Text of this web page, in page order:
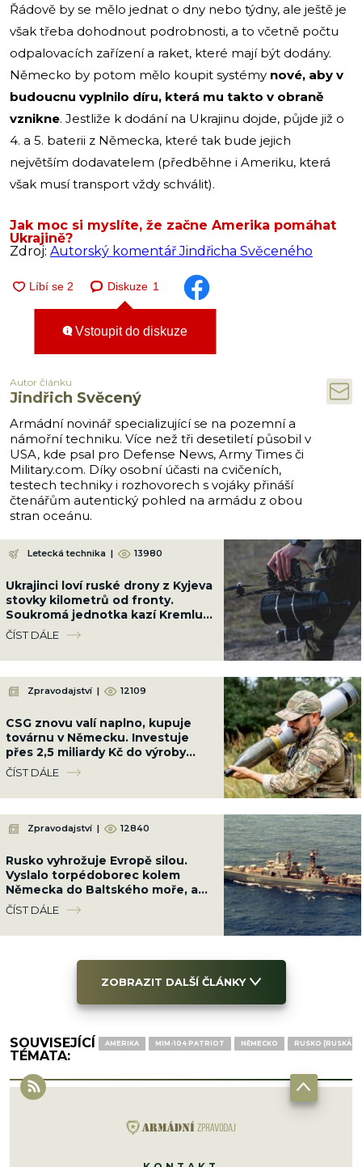
Řádově by se mělo jednat o dny nebo týdny, ale ještě je
však třeba dohodnout podrobnosti, a to včetně počtu
odpalovacích zařízení a raket, které mají být dodány.
Německo by potom mělo koupit systémy nové, aby v
budoucnu vyplnilo díru, která mu takto v obraně
vznikne. Jestliže k dodání na Ukrajinu dojde, půjde již o
4. a 5. baterii z Německa, které tak bude jejich
největším dodavatelem (předběhne i Ameriku, která
však musí transport vždy schválit).
Jak moc si myslíte, že začne Amerika pomáhat
Ukrajině?
Zdroj: Autorský komentář Jindřicha Svěceného
Diskuze 1
Vstoupit do diskuze
Autor článku
Jindřich Svěcený
Armádní novinář specializující se na pozemní a
námořní techniku. Více než tři desetiletí působil v
USA, kde psal pro Defense News, Army Times či
Military.com. Díky osobní účasti na cvičeních,
testech techniky i rozhovorech s vojáky přináší
čtenářům autentický pohled na armádu z obou
stran oceánu.
Letecká technika | 13980
Ukrajinci loví ruské drony z Kyjeva
stovky kilometrů od fronty.
Soukromá jednotka kazí Kremlu
plány a vycvičila 1 000 pilotů
ČÍST DÁLE
Zpravodajství | 12109
CSG znovu valí naplno, kupuje
továrnu v Německu. Investuje
přes 2,5 miliardy Kč do výroby
nitroglycerinu a munice
ČÍST DÁLE
Zpravodajství | 12840
Rusko vyhrožuje Evropě silou.
Vyslalo torpédoborec kolem
Německa do Baltského moře, aby
chránilo své zájmy
ČÍST DÁLE
ZOBRAZIT DALŠÍ ČLÁNKY
SOUVISEJÍCÍ
TÉMATA:
AMERIKA MIM-104 PATRIOT NĚMECKO RUSKO (RUSKÁ